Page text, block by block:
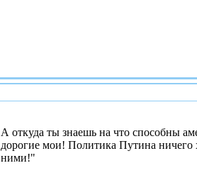
А откуда ты знаешь на что способны
дорогие мои! Политика Путина
ними!"